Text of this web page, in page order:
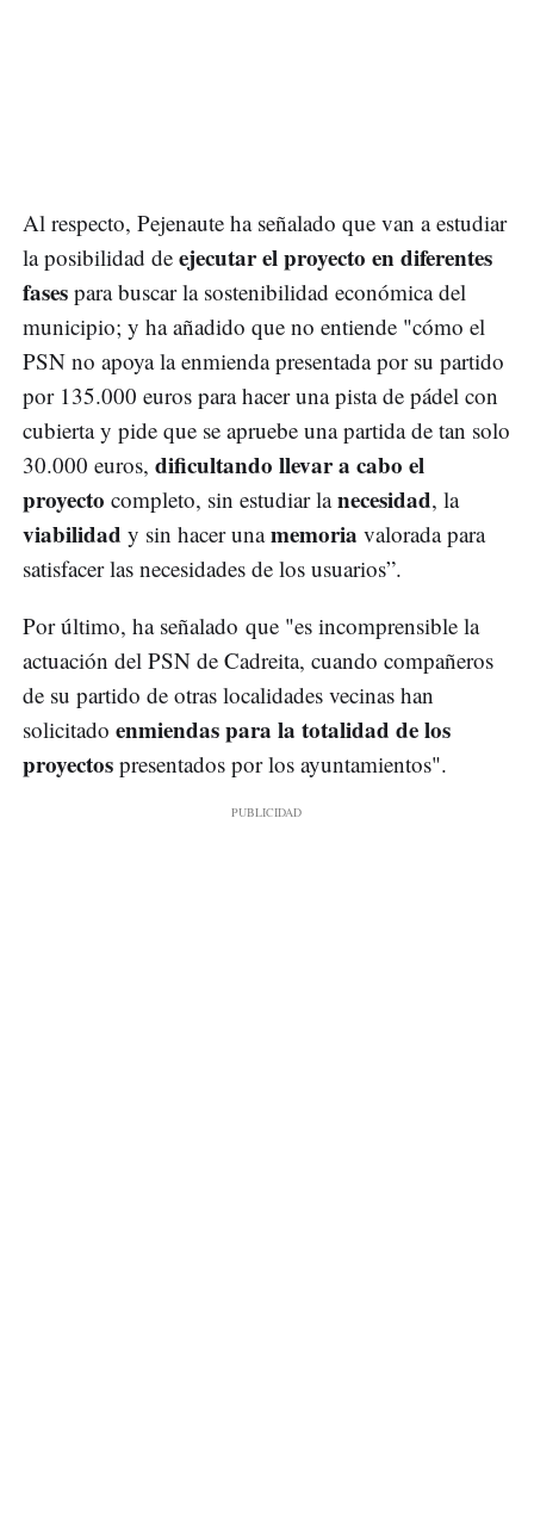
Al respecto, Pejenaute ha señalado que van a estudiar
la posibilidad de ejecutar el proyecto en diferentes
fases para buscar la sostenibilidad económica del
municipio; y ha añadido que no entiende "cómo el
PSN no apoya la enmienda presentada por su partido
por 135.000 euros para hacer una pista de pádel con
cubierta y pide que se apruebe una partida de tan solo
30.000 euros, dificultando llevar a cabo el
proyecto completo, sin estudiar lanecesidad, la
viabilidad y sin hacer unamemoria valorada para
satisfacer las necesidades de los usuarios”.
Por último, ha señalado que "es incomprensible la
actuación del PSN de Cadreita, cuando compañeros
de su partido de otras localidades vecinas han
solicitado enmiendas para la totalidad de los
proyectos presentados por los ayuntamientos".